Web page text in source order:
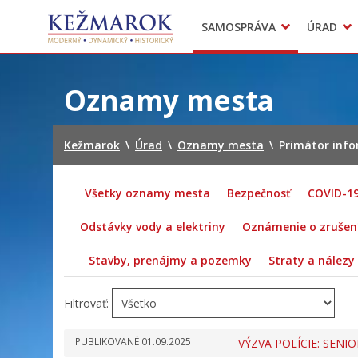
SAMOSPRÁVA
Mestská polícia
ÚRAD
Sekcie úradu
Oznamy mesta
Kežmarok \ Úrad \ Oznamy mesta \ Primátor
Všetky oznamy mesta Bezpečnosť COVID-
Odstávky vody a elektriny Oznámenie o
Stavby, prenájmy a pozemky Straty a nálezy
Filtrovať:
PUBLIKOVANÉ 01.09.2025 VÝZVA POLÍCIE: